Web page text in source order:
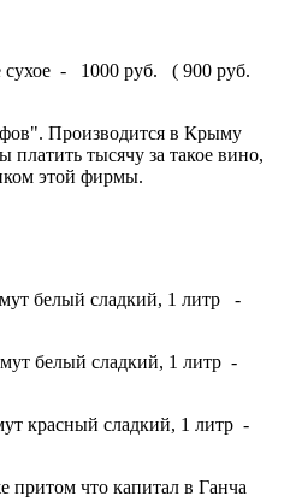
сухое - 1000 руб. ( 900 руб.
Производится в Крыму
платить тысячу за такое вино,
этой фирмы.
белый сладкий, 1 литр -
белый сладкий, 1 литр -
красный сладкий, 1 литр -
притом что капитал в Ганча